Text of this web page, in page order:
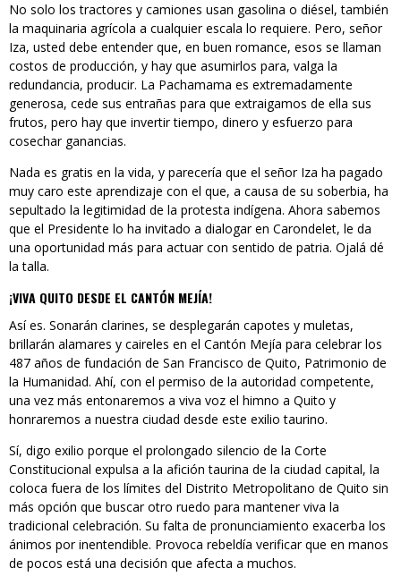
No solo los tractores y camiones usan gasolina o diésel, también
la maquinaria agrícola a cualquier escala lo requiere. Pero, señor
Iza, usted debe entender que, en buen romance, esos se llaman
costos de producción, y hay que asumirlos para, valga la
redundancia, producir. La Pachamama es extremadamente
generosa, cede sus entrañas para que extraigamos de ella sus
frutos, pero hay que invertir tiempo, dinero y esfuerzo para
cosechar ganancias.
Nada es gratis en la vida, y parecería que el señor Iza ha pagado
muy caro este aprendizaje con el que, a causa de su soberbia, ha
sepultado la legitimidad de la protesta indígena. Ahora sabemos
que el Presidente lo ha invitado a dialogar en Carondelet, le da
una oportunidad más para actuar con sentido de patria. Ojalá dé
la talla.
¡VIVA QUITO DESDE EL CANTÓN MEJÍA!
Así es. Sonarán clarines, se desplegarán capotes y muletas,
brillarán alamares y caireles en el Cantón Mejía para celebrar los
487 años de fundación de San Francisco de Quito, Patrimonio de
la Humanidad. Ahí, con el permiso de la autoridad competente,
una vez más entonaremos a viva voz el himno a Quito y
honraremos a nuestra ciudad desde este exilio taurino.
Sí, digo exilio porque el prolongado silencio de la Corte
Constitucional expulsa a la afición taurina de la ciudad capital, la
coloca fuera de los límites del Distrito Metropolitano de Quito sin
más opción que buscar otro ruedo para mantener viva la
tradicional celebración. Su falta de pronunciamiento exacerba los
ánimos por inentendible. Provoca rebeldía verificar que en manos
de pocos está una decisión que afecta a muchos.